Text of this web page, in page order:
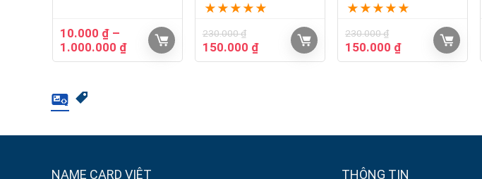
10.000 ₫ –
1.000.000 ₫
★ ★ ★ ★ ★
230.000₫
150.000 ₫
★ ★ ★ ★ ★
230.000₫
150.000 ₫
NAME CARD VIỆT THÔNG TIN